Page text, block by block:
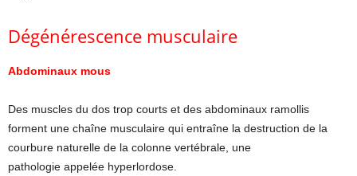
Dégénérescence musculaire
Abdominaux mous
Des muscles du dos trop courts et des abdominaux ramollis
forment une chaîne musculaire qui entraîne la destruction de la
courbure naturelle de la colonne vertébrale, une
pathologie appelée hyperlordose.